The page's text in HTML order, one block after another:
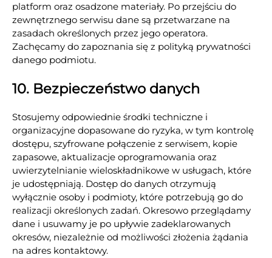
platform oraz osadzone materiały. Po przejściu do
zewnętrznego serwisu dane są przetwarzane na
zasadach określonych przez jego operatora.
Zachęcamy do zapoznania się z polityką prywatności
danego podmiotu.
10. Bezpieczeństwo danych
Stosujemy odpowiednie środki techniczne i
organizacyjne dopasowane do ryzyka, w tym kontrolę
dostępu, szyfrowane połączenie z serwisem, kopie
zapasowe, aktualizacje oprogramowania oraz
uwierzytelnianie wieloskładnikowe w usługach, które
je udostępniają. Dostęp do danych otrzymują
wyłącznie osoby i podmioty, które potrzebują go do
realizacji określonych zadań. Okresowo przeglądamy
dane i usuwamy je po upływie zadeklarowanych
okresów, niezależnie od możliwości złożenia żądania
na adres kontaktowy.